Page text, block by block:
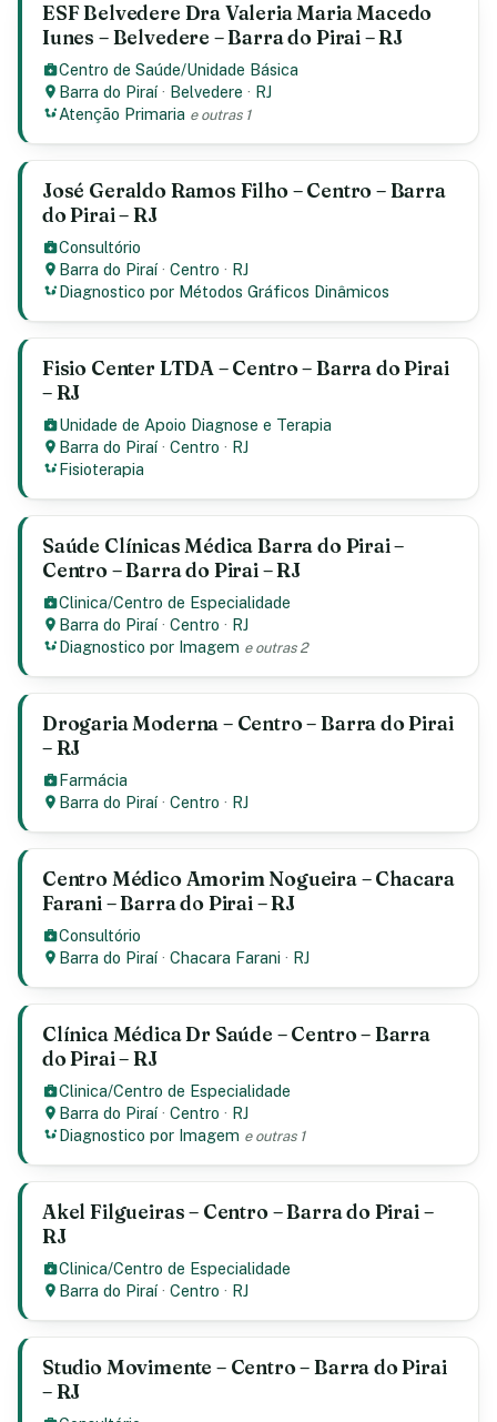
ESF Belvedere Dra Valeria Maria Macedo
Iunes – Belvedere – Barra do Pirai – RJ
Centro de Saúde/Unidade Básica
Barra do Piraí · Belvedere · RJ
Atenção Primaria e outras 1
José Geraldo Ramos Filho – Centro – Barra
do Pirai – RJ
Consultório
Barra do Piraí ·Centro · RJ
Diagnostico por Métodos Gráficos Dinâmicos
Fisio Center LTDA – Centro – Barra do Pirai
– RJ
Unidade de Apoio Diagnose e Terapia
Barra do Piraí ·Centro · RJ
Fisioterapia
Saúde Clínicas Médica Barra do Pirai –
Centro – Barra do Pirai – RJ
Clinica/Centro de Especialidade
Barra do Piraí ·Centro · RJ
Diagnostico por Imagem e outras 2
Drogaria Moderna – Centro – Barra do Pirai
– RJ
Farmácia
Barra do Piraí ·Centro · RJ
Centro Médico Amorim Nogueira – Chacara
Farani – Barra do Pirai – RJ
Consultório
Barra do Piraí ·Chacara Farani · RJ
Clínica Médica Dr Saúde – Centro – Barra
do Pirai – RJ
Clinica/Centro de Especialidade
Barra do Piraí ·Centro · RJ
Diagnostico por Imagem e outras 1
Akel Filgueiras – Centro – Barra do Pirai –
RJ
Clinica/Centro de Especialidade
Barra do Piraí ·Centro · RJ
Studio Movimente – Centro – Barra do Pirai
– RJ